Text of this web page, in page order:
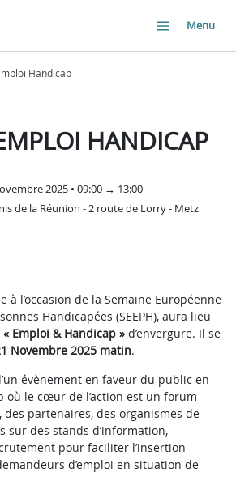
Menu
Handicap
HANDICAP
2025 • 09:00 → 13:00
de la Réunion - 2 route de Lorry - Metz
à l’occasion de la Semaine Européenne
Handicapées (SEEPH), aura lieu
« Emploi & Handicap » d’envergure. Il se
Novembre 2025 matin.
évènement en faveur du public en
où le cœur de l’action est un forum
des partenaires, des organismes de
sur des stands d’information,
pour faciliter l’insertion
d’emploi en situation de